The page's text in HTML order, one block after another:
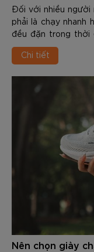
Đối với nhiều người
phải là chạy nhanh
đều đặn trong thời
sau vài tuần vì
giáo án hoặc không
Chi tiết
Nên chọn giày